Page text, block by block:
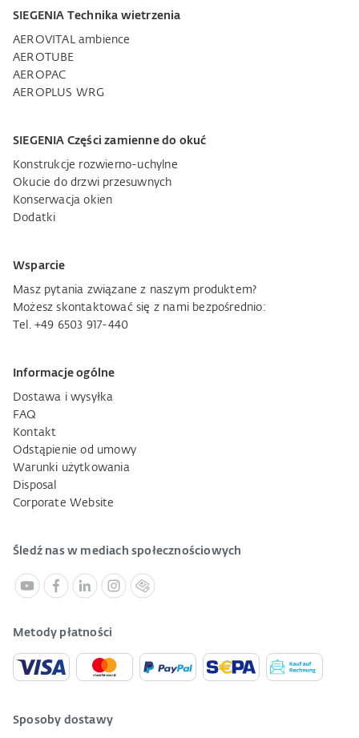
SIEGENIA Technika wietrzenia
AEROVITAL ambience
AEROTUBE
AEROPAC
AEROPLUS WRG
SIEGENIA Części zamienne do okuć
Konstrukcje rozwierno-uchylne
Okucie do drzwi przesuwnych
Konserwacja okien
Dodatki
Wsparcie
Masz pytania związane z naszym produktem?
Możesz skontaktować się z nami bezpośrednio:
Tel. +49 6503 917-440
Informacje ogólne
Dostawa i wysyłka
FAQ
Kontakt
Odstąpienie od umowy
Warunki użytkowania
Disposal
Corporate Website
Śledź nas w mediach społecznościowych
Metody płatności
Sposoby dostawy